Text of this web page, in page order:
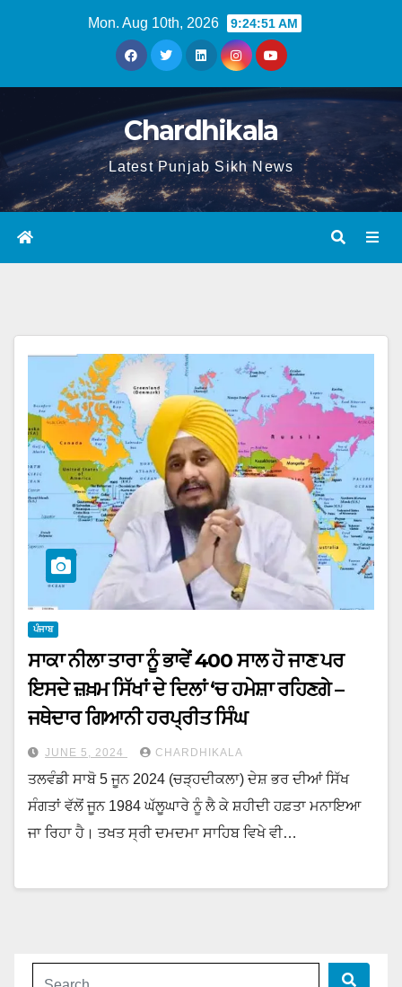
Mon. Aug 10th, 2026 9:24:52 AM
Chardhikala
Latest Punjab Sikh News
ਪੰਜਾਬ
ਸਾਕਾ ਨੀਲਾ ਤਾਰਾ ਨੂੰ ਭਾਵੇਂ 400 ਸਾਲ ਹੋ ਜਾਣ ਪਰ
ਇਸਦੇ ਜ਼ਖ਼ਮ ਸਿੱਖਾਂ ਦੇ ਦਿਲਾਂ ‘ਚ ਹਮੇਸ਼ਾ ਰਹਿਣਗੇ –
ਜਥੇਦਾਰ ਗਿਆਨੀ ਹਰਪ੍ਰੀਤ ਸਿੰਘ
JUNE 5, 2024 CHARDHIKALA
ਤਲਵੰਡੀ ਸਾਬੋ 5 ਜੂਨ 2024 (ਚੜ੍ਹਦੀਕਲਾ) ਦੇਸ਼ ਭਰ ਦੀਆਂ ਸਿੱਖ
ਸੰਗਤਾਂ ਵੱਲੋਂ ਜੂਨ 1984 ਘੱਲੂਘਾਰੇ ਨੂੰ ਲੈ ਕੇ ਸ਼ਹੀਦੀ ਹਫ਼ਤਾ ਮਨਾਇਆ
ਜਾ ਰਿਹਾ ਹੈ। ਤਖਤ ਸ੍ਰੀ ਦਮਦਮਾ ਸਾਹਿਬ ਵਿਖੇ ਵੀ…